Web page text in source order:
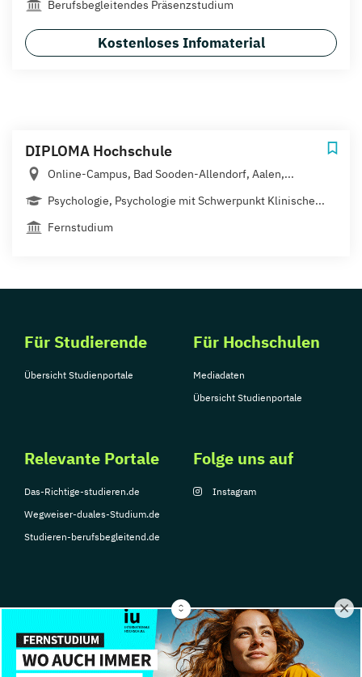
Berufsbegleitendes Präsenzstudium
Kostenloses Infomaterial
DIPLOMA Hochschule
Online-Campus, Bad Sooden-Allendorf, Aalen,...
Psychologie, Psychologie mit Schwerpunkt Klinische...
Fernstudium
Für Studierende
Übersicht Studienportale
Für Hochschulen
Mediadaten
Übersicht Studienportale
Relevante Portale
Das-Richtige-studieren.de
Wegweiser-duales-Studium.de
Studieren-berufsbegleitend.de
Folge uns auf
Instagram
© Copyright 2026, TarGroup Media GmbH
Impressum
Datenschutzerklärung Nutzungsbedingungen